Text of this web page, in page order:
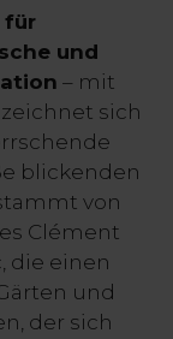
für
und
– mit
sich
blickenden
von
Clément
die einen
und
der sich